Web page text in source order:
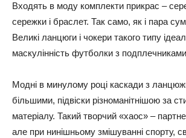
Входять в моду комплекти прикрас –
сережки і браслет. Так само, як і пара
Великі ланцюги і чокери такого типу
маскулінність футболки з
Модні в минулому році каскади з
більшими, підвіски різноманітнішою за
матеріалу. Такий творчий «хаос» –
але при нинішньому змішуванні спорту,